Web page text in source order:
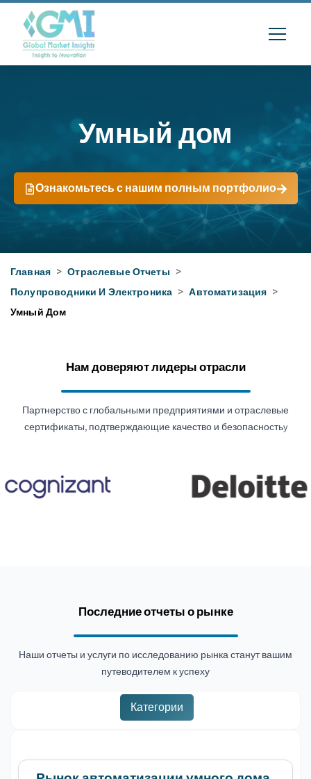
Умный дом
Ознакомьтесь с нашим полным портфолио
Главная > Отраслевые Отчеты >
Полупроводники И Электроника > Автоматизация >
Умный Дом
Нам доверяют лидеры отрасли
Партнерство с глобальными предприятиями и отраслевые
сертификаты, подтверждающие качество и безопасностьy
Последние отчеты о рынке
Наши отчеты и услуги по исследованию рынка станут вашим
путеводителем к успеху
Категории